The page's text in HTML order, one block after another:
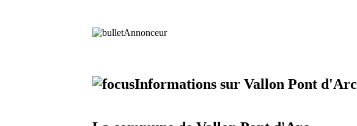
Annonceur
Informations sur Vallon Pont d'Arc